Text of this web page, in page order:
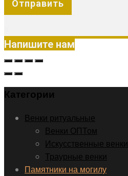
Напишите нам
Категории
Венки ритуальные
Венки ОПТом
Искусственные венки
Траурные венки
Памятники на могилу